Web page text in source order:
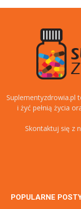
Suplementyzdrowia.pl
i żyć pełnią życia
Skontaktuj się z
POPULARNE